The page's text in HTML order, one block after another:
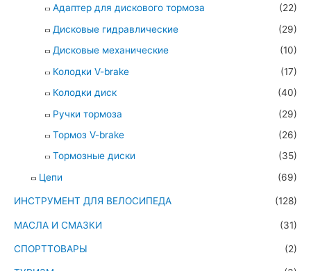
Адаптер для дискового тормоза
(22)
Дисковые гидравлические
(29)
Дисковые механические
(10)
Колодки V-brake
(17)
Колодки диск
(40)
Ручки тормоза
(29)
Тормоз V-brake
(26)
Тормозные диски
(35)
Цепи
(69)
ИНСТРУМЕНТ ДЛЯ ВЕЛОСИПЕДА (128)
МАСЛА И СМАЗКИ (31)
СПОРТТОВАРЫ (2)